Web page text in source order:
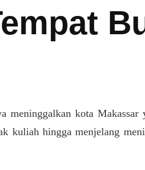
meninggalkan kota
kuliah hingga menjelang